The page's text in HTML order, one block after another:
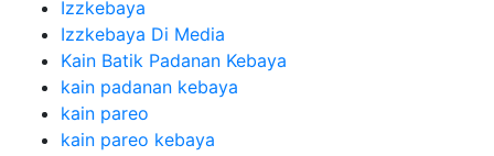
Izzkebaya
Izzkebaya Di Media
Kain Batik Padanan Kebaya
kain padanan kebaya
kain pareo
kain pareo kebaya